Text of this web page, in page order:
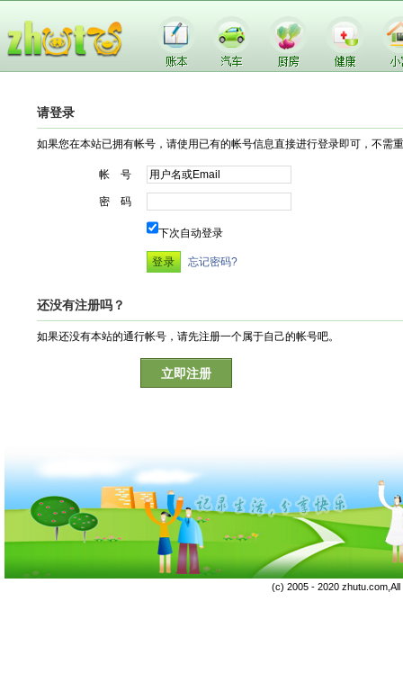
请登录
如果您在本站已拥有帐号，请使用已有的帐号信息直接进行登录即可，不需
帐 号
密 码
下次自动登录
忘记密码?
还没有注册吗？
如果还没有本站的通行帐号，请先注册一个属于自己的帐号吧。
立即注册
(c) 2005 - 2020